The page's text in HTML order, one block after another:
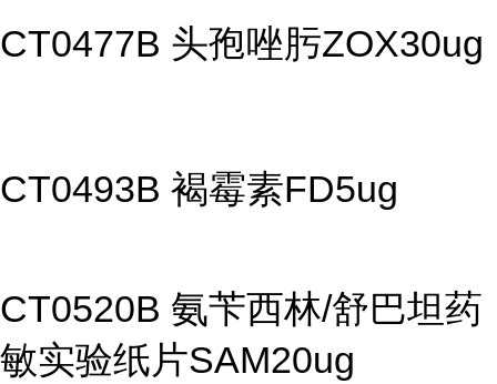
CT0477B 头孢唑肟ZOX30ug
CT0493B 褐霉素FD5ug
CT0520B 氨苄西林/舒巴坦药
敏实验纸片SAM20ug